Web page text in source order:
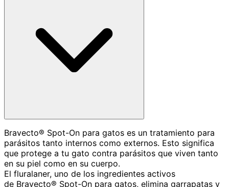
Bravecto® Spot-On para gatos es un tratamiento para
parásitos tanto internos como externos. Esto significa
que protege a tu gato contra parásitos que viven tanto
en su piel como en su cuerpo.
El fluralaner, uno de los ingredientes activos
de Bravecto® Spot-On para gatos, elimina garrapatas y